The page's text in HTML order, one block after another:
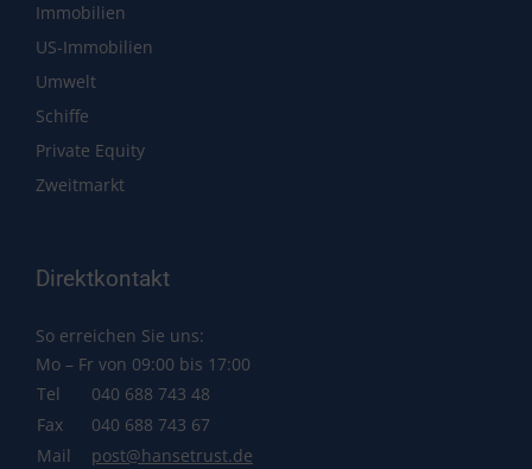
Immobilien
US-Immobilien
Umwelt
Schiffe
Private Equity
Zweitmarkt
Direktkontakt
So erreichen Sie uns:
Mo – Fr von 09:00 bis 17:00
Tel
040 688 743 48
Fax
040 688 743 67
Mail
post@hansetrust.de